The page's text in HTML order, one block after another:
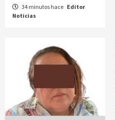
34 minutos hace Editor
Noticias